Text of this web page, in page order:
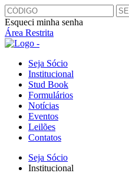
Esqueci minha senha
Área Restrita
Seja Sócio
Institucional
Stud Book
Formulários
Notícias
Eventos
Leilões
Contatos
Seja Sócio
Institucional